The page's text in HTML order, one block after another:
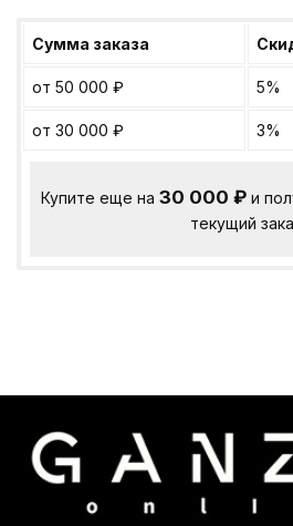
Сумма заказа
от 50 000 ₽ 5%
от 30 000 ₽ 3%
Купите еще на30 000₽ и
текущий